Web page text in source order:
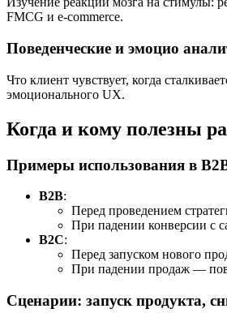
FMCG и e-commerce.
Поведенческие и эмоцио
Что клиент чувствует, когда
эмоционального UX.
Когда и кому полезны
Примеры использования в
B2B:
Перед проведением
При падении конверсии с
B2C:
Перед запуском нового
При падении продаж —
Сценарии: запуск продукта,